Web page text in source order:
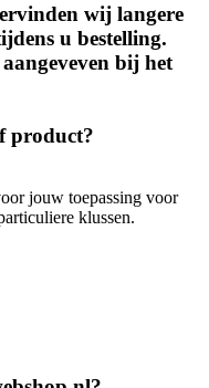
wij langere
u bestelling.
bij het
product?
jouw toepassing voor
klussen.